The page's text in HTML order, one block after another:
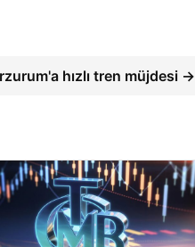
hızlı tren müjdesi →